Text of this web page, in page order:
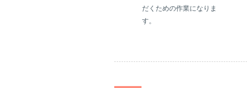
だくための作業になりま
す。